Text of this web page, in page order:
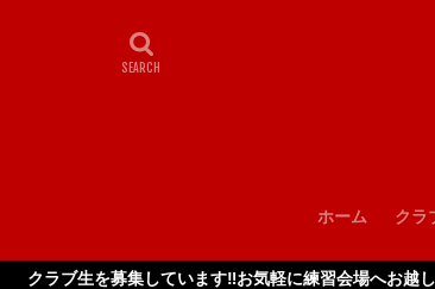
ホーム クラ
ス
募集しています‼️お気軽に練習会場へお越しください